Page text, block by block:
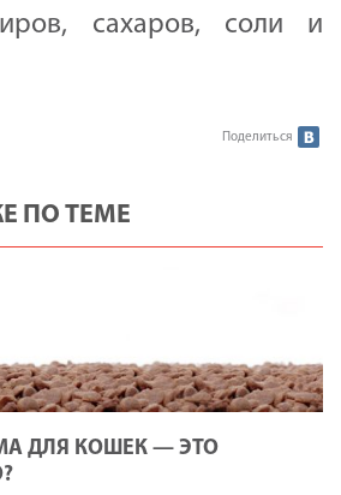
сахаров, соли и
Поделиться
ПО ТЕМЕ
ДЛЯ КОШЕК — ЭТО